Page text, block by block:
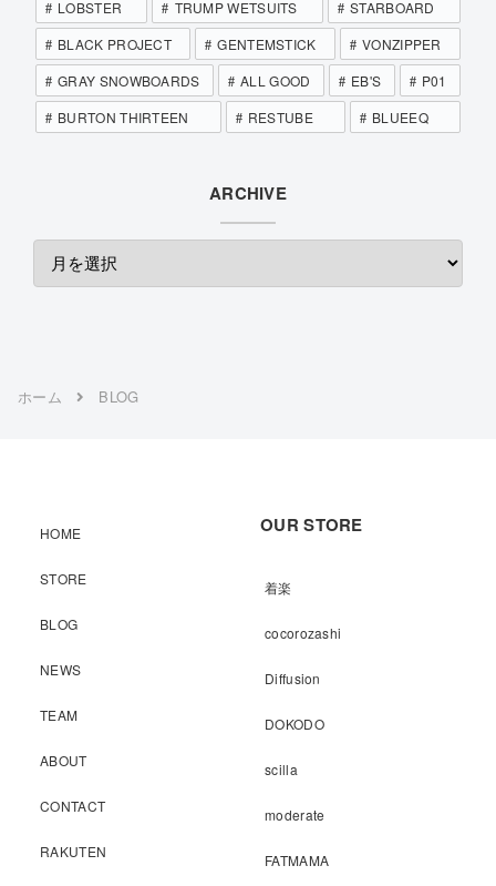
LOBSTER
TRUMP WETSUITS
STARBOARD
BLACK PROJECT
GENTEMSTICK
VONZIPPER
GRAY SNOWBOARDS
ALL GOOD EB'S
P01
BURTON THIRTEEN
RESTUBE BLUEEQ
ARCHIVE
ホーム BLOG
HOME
STORE
BLOG
NEWS
TEAM
ABOUT
CONTACT
RAKUTEN
OUR STORE
着楽
cocorozashi
Diffusion
DOKODO
scilla
moderate
FATMAMA